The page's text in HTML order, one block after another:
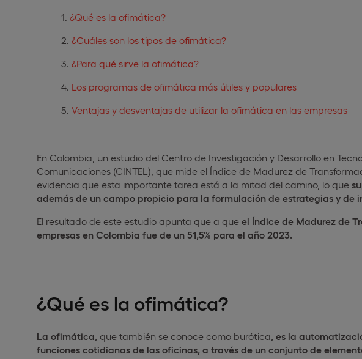
¿Qué es la ofimática?
¿Cuáles son los tipos de ofimática?
¿Para qué sirve la ofimática?
Los programas de ofimática más útiles y populares
Ventajas y desventajas de utilizar la ofimática en las empresas
En Colombia, un estudio del Centro de Investigación y Desarrollo en
Comunicaciones (CINTEL), que mide el Índice de Madurez de
evidencia que esta importante tarea está a la mitad del camino, lo que
además de un campo propicio para la formulación de estrategias y de
El resultado de este estudio apunta que a que el Índice de Madurez de
empresas en Colombia fue de un 51,5% para el año 2023.
¿Qué es la ofimática?
La ofimática, que también se conoce como burótica , es la
funciones cotidianas de las oficinas, a través de un conjunto de